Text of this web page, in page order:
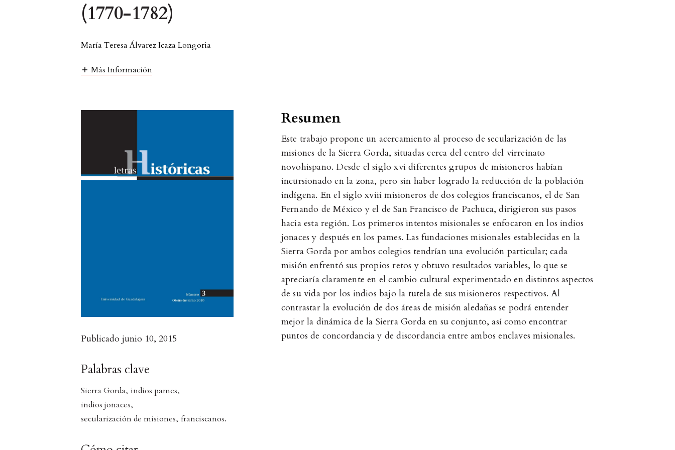
(1770-1782)
María Teresa Álvarez Icaza Longoria
Más Información
Publicadojunio 10, 2015
Palabras clave
Sierra Gorda, indios pames,
indios jonaces,
secularización de misiones, franciscanos.
Resumen
Este trabajo propone un acercamiento al proceso de secularización de las
misiones de la Sierra Gorda, situadas cerca del centro del virreinato
novohispano. Desde el siglo xvi diferentes grupos de misioneros habían
incursionado en la zona, pero sin haber logrado la reducción de la población
indígena. En el siglo xviii misioneros de dos colegios franciscanos, el de San
Fernando de México y el de San Francisco de Pachuca, dirigieron sus pasos
hacia esta región. Los primeros intentos misionales se enfocaron en los indios
jonaces y después en los pames. Las fundaciones misionales establecidas en la
Sierra Gorda por ambos colegios tendrían una evolución particular; cada
misión enfrentó sus propios retos y obtuvo resultados variables, lo que se
apreciaría claramente en el cambio cultural experimentado en distintos aspectos
de su vida por los indios bajo la tutela de sus misioneros respectivos. Al
contrastar la evolución de dos áreas de misión aledañas se podrá entender
mejor la dinámica de la Sierra Gorda en su conjunto, así como encontrar
puntos de concordancia y de discordancia entre ambos enclaves misionales.